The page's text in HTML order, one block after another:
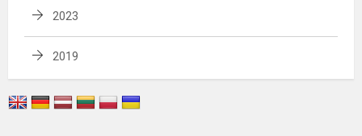
2023
2019